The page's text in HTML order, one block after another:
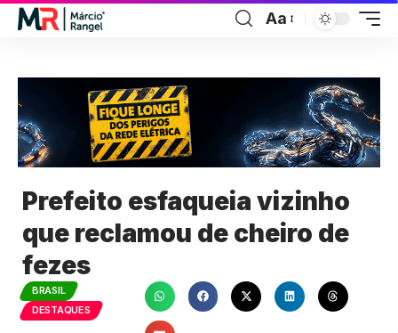
Aa
Prefeito esfaqueia vizinho
que reclamou de cheiro de
fezes
BRASIL
DESTAQUES